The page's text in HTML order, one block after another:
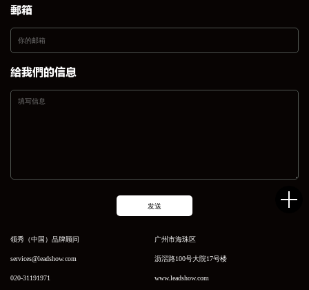
邮箱
给我们的信息
发送
领秀（中国）品牌顾问
services@leadshow.com
020-31191971
广州市海珠区
沥滘路100号大院17号楼
www.leadshow.com